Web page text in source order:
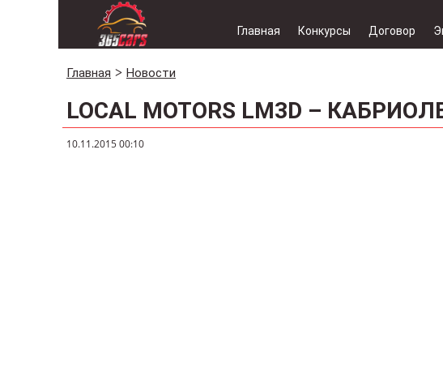
Главная Конкурсы Договор
Главная Новости
LOCAL MOTORS LM3D –
10.11.2015 00:10